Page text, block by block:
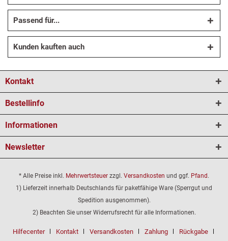
Passend für...
Kunden kauften auch
Kontakt
Bestellinfo
Informationen
Newsletter
* Alle Preise inkl. Mehrwertsteuer zzgl. Versandkosten und ggf. Pfand.
1) Lieferzeit innerhalb Deutschlands für paketfähige Ware (Sperrgut und
Spedition ausgenommen).
2) Beachten Sie unser Widerrufsrecht für alle Informationen.
Hilfecenter Kontakt Versandkosten Zahlung Rückgabe